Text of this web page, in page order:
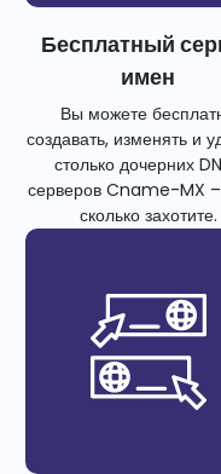
Бесплатный
имен
Вы можете
создавать, изменять и
столько дочерних
серверов Cname-MX –
сколько захотите.